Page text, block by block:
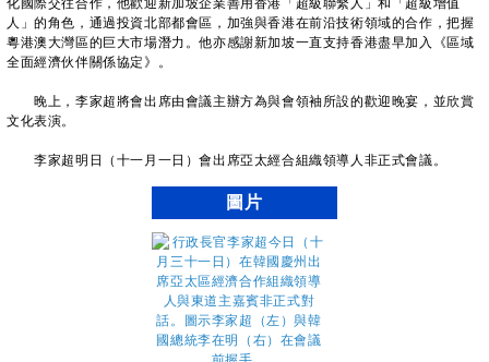
化國際交往合作，他歡迎新加坡企業善用香港「超級聯繫人」和「超級增值
人」的角色，通過投資北部都會區，加強與香港在前沿技術領域的合作，把握
粵港澳大灣區的巨大市場潛力。他亦感謝新加坡一直支持香港盡早加入《區域
全面經濟伙伴關係協定》。
晚上，李家超將會出席由會議主辦方為與會領袖所設的歡迎晚宴，並欣賞
文化表演。
李家超明日（十一月一日）會出席亞太經合組織領導人非正式會議。
圖片